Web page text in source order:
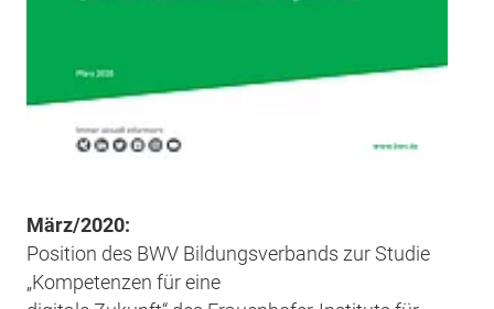
März/2020:
Position des BWV Bildungsverbands zur Studie
„Kompetenzen für eine